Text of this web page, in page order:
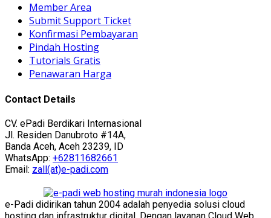
Member Area
Submit Support Ticket
Konfirmasi Pembayaran
Pindah Hosting
Tutorials Gratis
Penawaran Harga
Contact Details
CV. ePadi Berdikari Internasional
Jl. Residen Danubroto #14A,
Banda Aceh, Aceh 23239, ID
WhatsApp: +62811682661
Email: zall(at)e-padi.com
e-Padi didirikan tahun 2004 adalah penyedia solusi cloud